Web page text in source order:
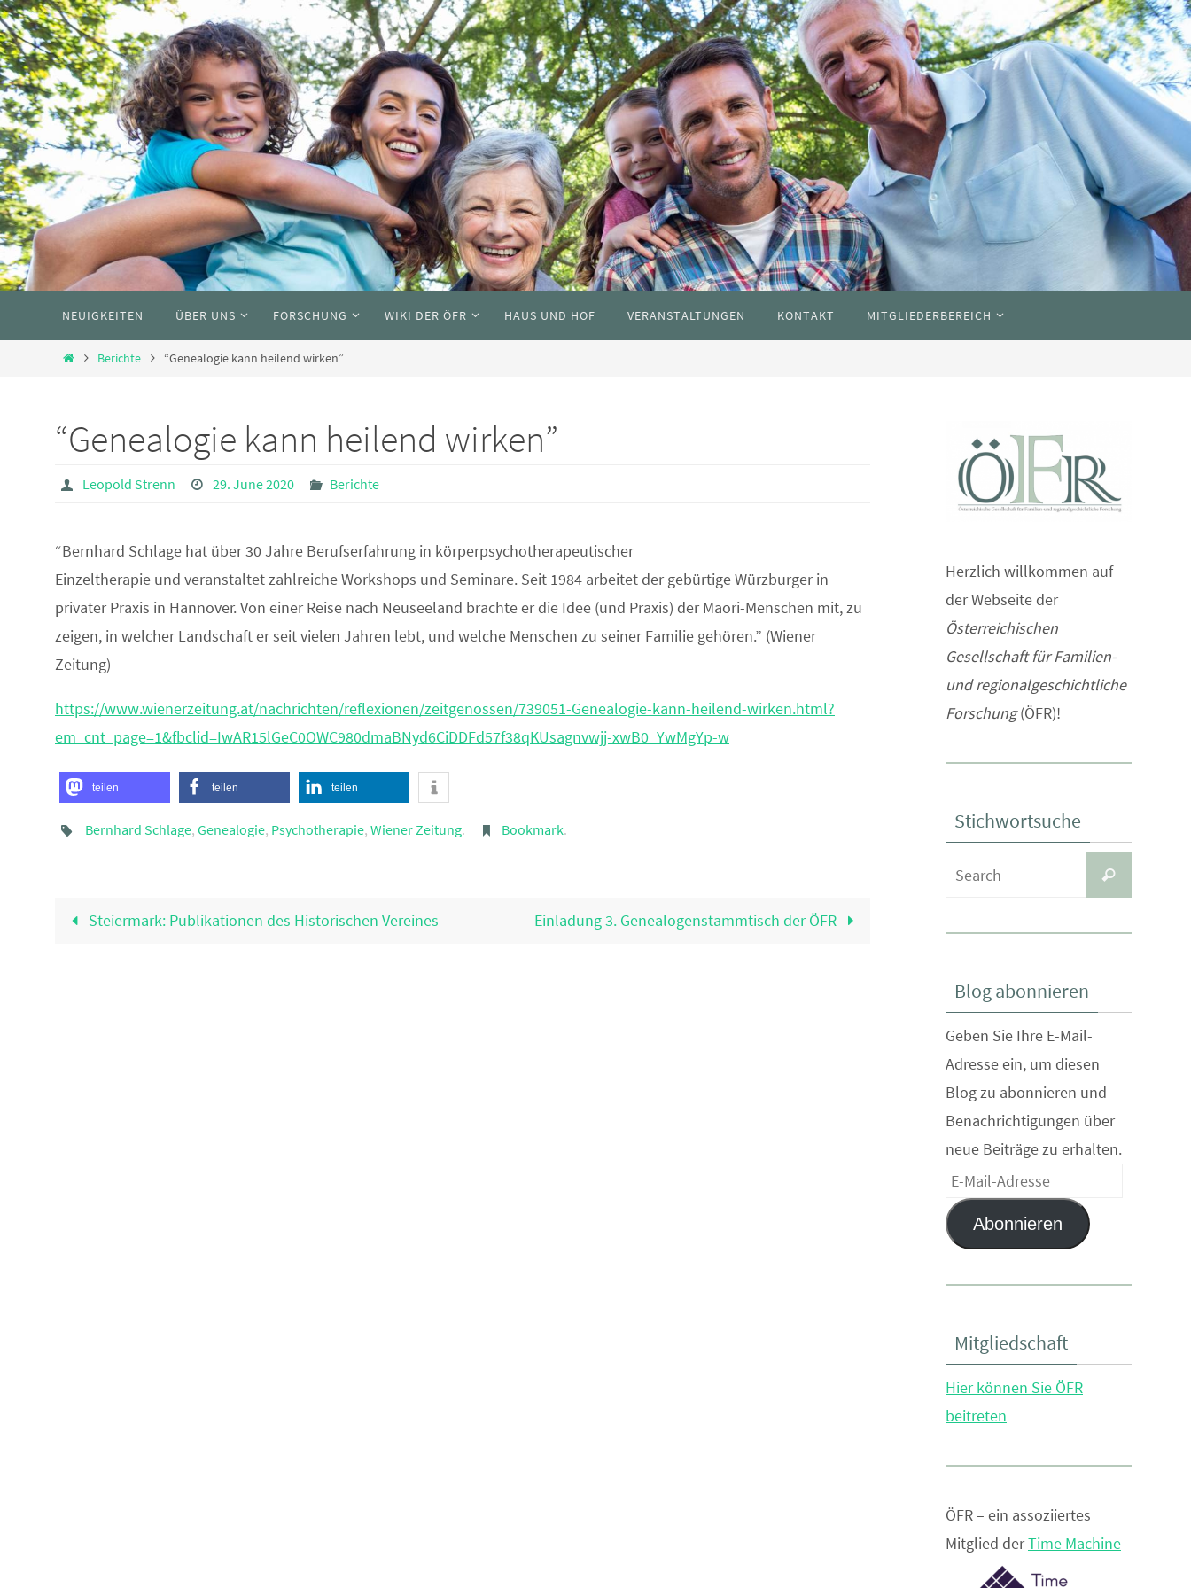
Skip
to
content
content
NEUIGKEITEN ÜBER UNS FORSCHUNG WIKI DER ÖFR HAUS UND HOF VERANSTALTUNGEN KONTAKT MITGLIEDERBEREICH
HomeBerichte “Genealogie kann heilend wirken”
“Genealogie kann heilend wirken”
Leopold Strenn 29. June 2020 Berichte
“Bernhard Schlage hat über 30 Jahre Berufserfahrung in körperpsychotherapeutischer
Einzeltherapie und veranstaltet zahlreiche Workshops und Seminare. Seit 1984 arbeitet der gebürtige Würzburger in
privater Praxis in Hannover. Von einer Reise nach Neuseeland brachte er die Idee (und Praxis) der Maori-Menschen mit, zu
zeigen, in welcher Landschaft er seit vielen Jahren lebt, und welche Menschen zu seiner Familie gehören.” (Wiener
Zeitung)
https://www.wienerzeitung.at/nachrichten/reflexionen/zeitgenossen/739051-Genealogie-kann-heilend-wirken.html?
em_cnt_page=1&fbclid=IwAR15lGeC0OWC980dmaBNyd6CiDDFd57f38qKUsagnvwjj-xwB0_YwMgYp-w
teilen teilen teilen
Bernhard Schlage, Genealogie, Psychotherapie, Wiener Zeitung. Bookmark.
Steiermark: Publikationen des Historischen Vereines Einladung 3. Genealogenstammtisch der ÖFR
Herzlich willkommen auf
der Webseite der
Österreichischen
Gesellschaft für Familien-
und regionalgeschichtliche
Forschung(ÖFR)!
Stichwortsuche
for:
Search
Blog abonnieren
Geben Sie Ihre E-Mail-
Adresse ein, um diesen
Blog zu abonnieren und
Benachrichtigungen über
neue Beiträge zu erhalten.
E-
Mail-
AdresseAbonnieren
Mitgliedschaft
Hier können Sie ÖFR
beitreten
ÖFR – ein assoziiertes
Mitglied derTime Machine